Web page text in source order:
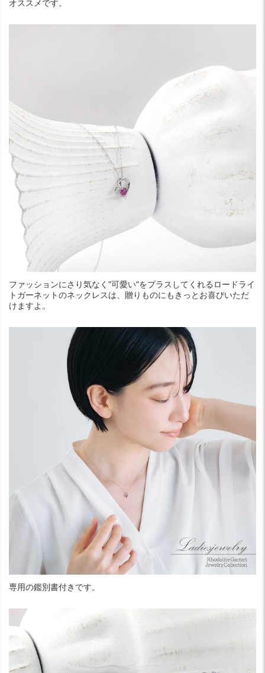
オススメです。
ファッションにさり気なく"可愛い"をプラスしてくれるロードライ
トガーネットのネックレスは、贈りものにもきっとお喜びいただ
けますよ。
専用の鑑別書付きです。